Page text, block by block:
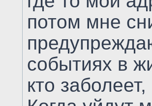
потом мне
событиях в
кто